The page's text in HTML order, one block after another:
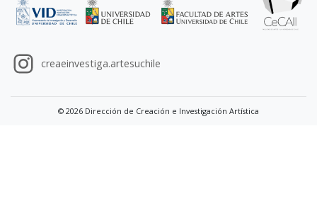
creaeinvestiga.artesuchile
© 2026 Dirección de Creación e Investigación Artística